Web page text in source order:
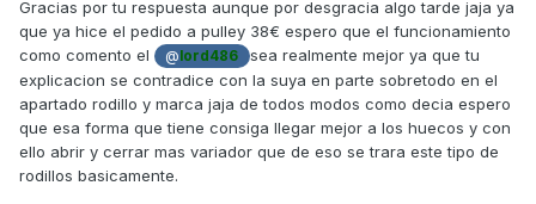
necesita rpm para poder incluso subir más de velocidad,
tanto es así que en el modelo E4 le ponen una arandela
separadora para que la correa actúe desde más abajo).
En cuanto a la calidad de los rodillos yo te aconsejo los
buenos, ya sean Malossi, Polini o Bando.
Un saludo
Gracias por tu respuesta aunque por desgracia algo tarde jaja ya
que ya hice el pedido a pulley 38€ espero que el funcionamiento
como comento el
@ lord486
sea realmente mejor ya que tu
explicacion se contradice con la suya en parte sobretodo en el
apartado rodillo y marca jaja de todos modos como decia espero
que esa forma que tiene consiga llegar mejor a los huecos y con
ello abrir y cerrar mas variador que de eso se trara este tipo de
rodillos basicamente.